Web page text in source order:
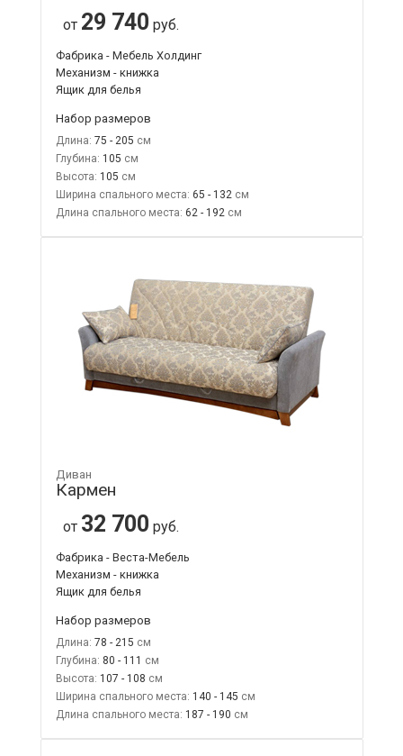
от 29 740 руб.
Фабрика - Мебель Холдинг
Механизм - книжка
Ящик для белья
Набор размеров
Длина: 75 - 205
Глубина: 105
Высота: 105
Ширина спального места: 65 - 132
Длина спального места: 62 - 192
Диван
Кармен
от 32 700 руб.
Фабрика - Веста-Мебель
Механизм - книжка
Ящик для белья
Набор размеров
Длина: 78 - 215
Глубина: 80 - 111
Высота: 107 - 108
Ширина спального места: 140 - 145
Длина спального места: 187 - 190